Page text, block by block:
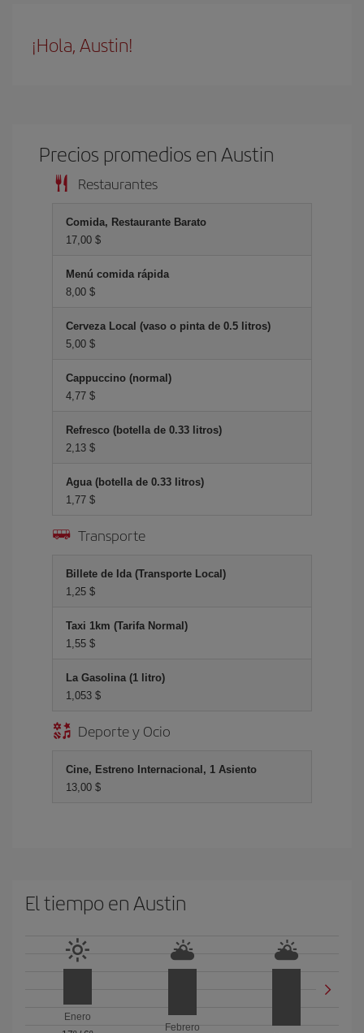
¡Hola, Austin!
Precios promedios en Austin
Restaurantes
Comida, Restaurante Barato
17,00 $
Menú comida rápida
8,00 $
Cerveza Local (vaso o pinta de 0.5 litros)
5,00 $
Cappuccino (normal)
4,77 $
Refresco (botella de 0.33 litros)
2,13 $
Agua (botella de 0.33 litros)
1,77 $
Transporte
Billete de Ida (Transporte Local)
1,25 $
Taxi 1km (Tarifa Normal)
1,55 $
La Gasolina (1 litro)
1,053 $
Deporte y Ocio
Cine, Estreno Internacional, 1 Asiento
13,00 $
El tiempo en Austin
Enero
Febrero